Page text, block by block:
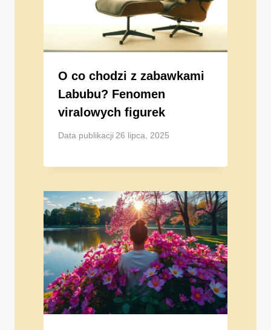
O co chodzi z zabawkami
Labubu? Fenomen
viralowych figurek
Data publikacji 26 lipca, 2025